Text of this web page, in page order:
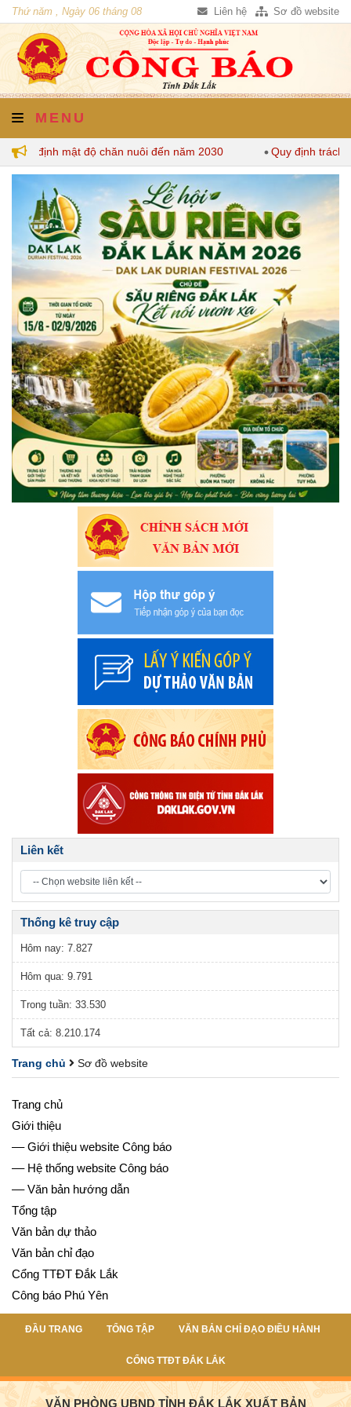
Thứ năm , Ngày 06 tháng 08
năm 2026
Liên hệ Sơ đồ website
MENU
quy định mật độ chăn nuôi đến năm 2030 Quy định trách
Liên kết
Thống kê truy cập
Hôm nay: 7.827
Hôm qua: 9.791
Trong tuần: 33.530
Tất cả: 8.210.174
Trang chủ Sơ đồ website
Trang chủ
Giới thiệu
–– Giới thiệu website Công báo
–– Hệ thống website Công báo
–– Văn bản hướng dẫn
Tổng tập
Văn bản dự thảo
Văn bản chỉ đạo
Cổng TTĐT Đắk Lắk
Công báo Phú Yên
ĐẦU TRANG TỔNG TẬP VĂN BẢN CHỈ ĐẠO ĐIỀU HÀNH
CỔNG TTĐT ĐẮK LẮK
VĂN PHÒNG UBND TỈNH ĐẮK LẮK XUẤT BẢN